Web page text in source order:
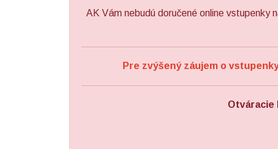
AK Vám nebudú doručené online vstupenky
Pre zvýšený záujem o
Otváracie